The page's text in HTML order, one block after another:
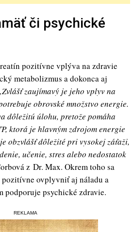
či psychické
pozitívne vplýva na zdravie
metabolizmus a dokonca aj
zaujímavý je jeho vplyv na
obrovské množstvo energie.
dôležitú úlohu, pretože pomáha
ktorá je hlavným zdrojom energie
obzvlášť dôležité pri vysokej záťaži,
učenie, stres alebo nedostatok
z Dr. Max. Okrem toho sa
ovplyvniť aj náladu a
podporuje psychické zdravie.
REKLAMA